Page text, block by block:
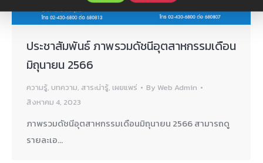
ประชาสัมพันธ์ ภาพรวมดัชนีอุตสาหกรรมเดือน
มิถุนายน 2566
ความรู้, บทความ, สาระน่ารู้, เผยแพร่ By Web Admin
สิงหาคม 4, 2023
ภาพรวมดัชนีอุตสาหกรรมเดือนมิถุนายน 2566 สามารถดู
รายละเอ…